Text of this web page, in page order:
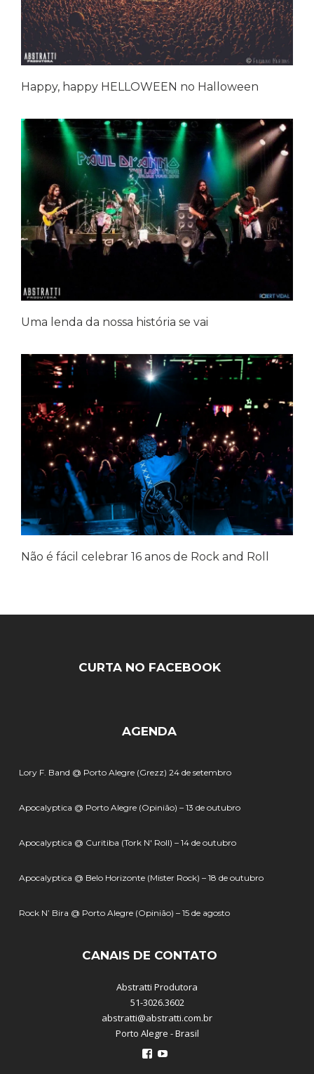
Happy, happy HELLOWEEN no Halloween
Uma lenda da nossa história se vai
Não é fácil celebrar 16 anos de Rock and Roll
CURTA NO FACEBOOK
AGENDA
Lory F. Band @ Porto Alegre (Grezz) 24 de setembro
Apocalyptica @ Porto Alegre (Opinião) – 13 de outubro
Apocalyptica @ Curitiba (Tork N' Roll) – 14 de outubro
Apocalyptica @ Belo Horizonte (Mister Rock) – 18 de outubro
Rock N’ Bira @ Porto Alegre (Opinião) – 15 de agosto
CANAIS DE CONTATO
Abstratti Produtora
51-3026.3602
abstratti@abstratti.com.br
Porto Alegre - Brasil
Ver